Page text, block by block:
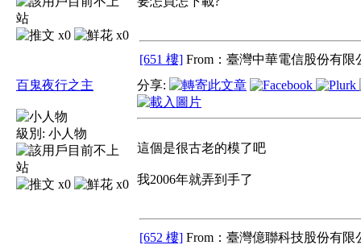
x0 x0
[651 樓] From：臺灣中華電信股份有限
百鬼夜行之主
級別: 小人物
x0 x0
分享:
這個是很古老的模了吧
我2006年就弄到手了
[652 樓] From：臺灣億聯科技股份有限